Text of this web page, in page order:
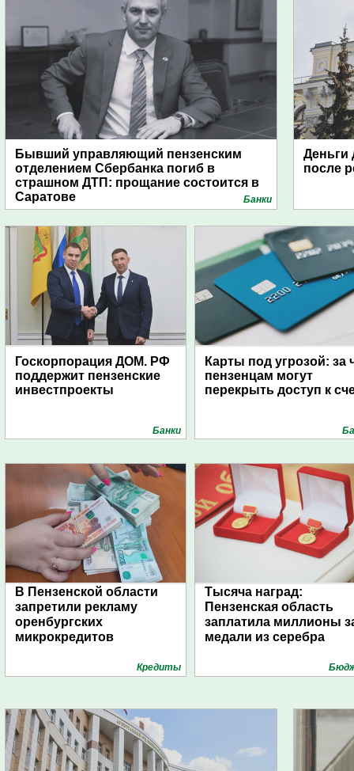
Бывший управляющий пензенским
отделением Сбербанка погиб в
страшном ДТП: прощание состоится в
Саратове
Банки
Деньги
после
Госкорпорация ДОМ. РФ
поддержит пензенские
инвестпроекты
Банки
Карты под угрозой: за
пензенцам могут
перекрыть доступ к
В Пензенской области
запретили рекламу
оренбургских
микрокредитов
Кредиты
Тысяча наград:
Пензенская область
заплатила миллионы
медали из серебра